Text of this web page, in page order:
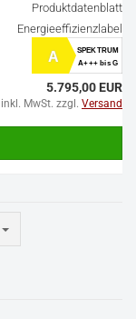
Produktdatenblatt
Energieeffizienzlabel
A
SPEKTRUM
A+++ bis G
5.795,00 EUR
inkl. MwSt. zzgl. Versand